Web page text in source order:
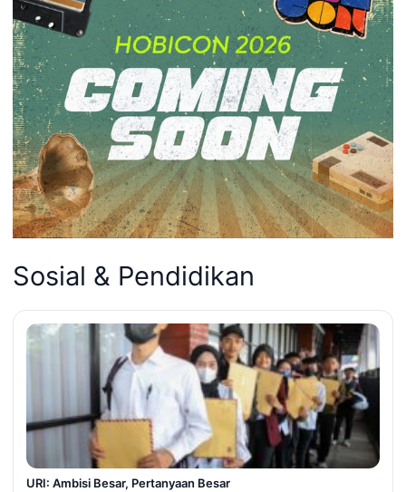
Sosial & Pendidikan
URI: Ambisi Besar, Pertanyaan Besar